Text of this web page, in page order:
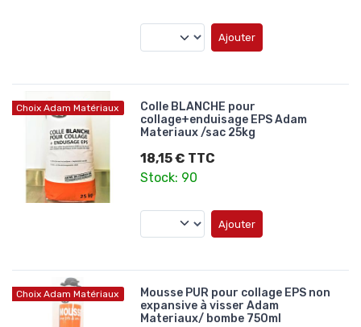
Ajouter
Choix Adam Matériaux
Colle BLANCHE pour
collage+enduisage EPS Adam
Materiaux /sac 25kg
18,15 € TTC
Stock: 90
Ajouter
Choix Adam Matériaux
Mousse PUR pour collage EPS non
expansive à visser Adam
Materiaux/ bombe 750ml